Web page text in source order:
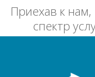
Приехав к
спектр